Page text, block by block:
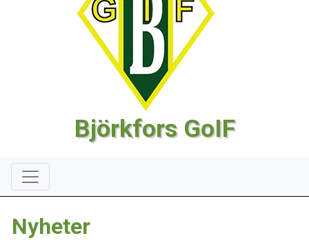
Björkfors GoIF
Nyheter